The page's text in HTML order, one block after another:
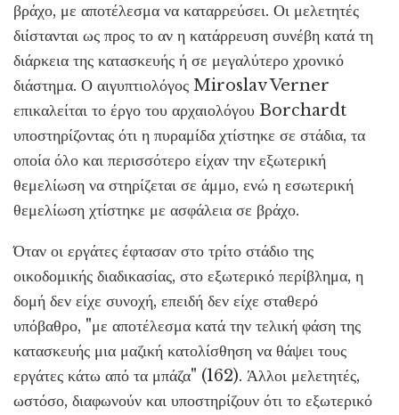
βράχο, με αποτέλεσμα να καταρρεύσει. Οι μελετητές
διίστανται ως προς το αν η κατάρρευση συνέβη κατά τη
διάρκεια της κατασκευής ή σε μεγαλύτερο χρονικό
διάστημα. Ο αιγυπτιολόγος Miroslav Verner
επικαλείται το έργο του αρχαιολόγου Borchardt
υποστηρίζοντας ότι η πυραμίδα χτίστηκε σε στάδια, τα
οποία όλο και περισσότερο είχαν την εξωτερική
θεμελίωση να στηρίζεται σε άμμο, ενώ η εσωτερική
θεμελίωση χτίστηκε με ασφάλεια σε βράχο.
Όταν οι εργάτες έφτασαν στο τρίτο στάδιο της
οικοδομικής διαδικασίας, στο εξωτερικό περίβλημα, η
δομή δεν είχε συνοχή, επειδή δεν είχε σταθερό
υπόβαθρο, "με αποτέλεσμα κατά την τελική φάση της
κατασκευής μια μαζική κατολίσθηση να θάψει τους
εργάτες κάτω από τα μπάζα" (162). Άλλοι μελετητές,
ωστόσο, διαφωνούν και υποστηρίζουν ότι το εξωτερικό